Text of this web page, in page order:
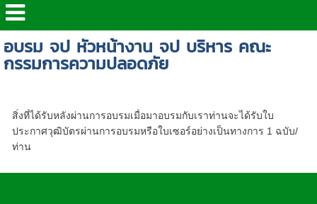
อบรม จป หัวหน้างาน จป บริหาร คณะ
กรรมการความปลอดภัย
สิ่งที่ได้รับหลังผ่านการอบรมเมื่อมาอบรมกับเราท่านจะได้รับใบ
ประกาศวุฒิบัตรผ่านการอบรมหรือใบเซอร์อย่างเป็นทางการ 1 ฉบับ/
ท่าน